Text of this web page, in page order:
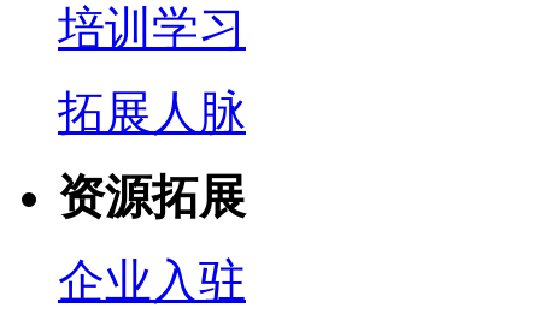
培训学习
拓展人脉
资源拓展
企业入驻